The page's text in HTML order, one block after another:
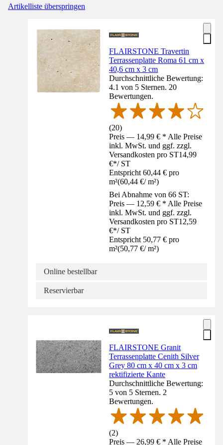
Artikelliste überspringen
FLAIRSTONE Travertin
Terrassenplatte Roma 61 cm x
40,6 cm x 3 cm
Durchschnittliche Bewertung:
4.1 von 5 Sternen. 20
Bewertungen.
(20)
Preis — 14,99 € * Alle Preise
inkl. MwSt. und ggf. zzgl.
Versandkosten pro ST14,99
€*/ ST
Entspricht 60,44 € pro
m²(60,44 €/ m²)
Bei Abnahme von 66 ST:
Preis — 12,59 € * Alle Preise
inkl. MwSt. und ggf. zzgl.
Versandkosten pro ST12,59
€*/ ST
Entspricht 50,77 € pro
m²(50,77 €/ m²)
Online bestellbar
Reservierbar
FLAIRSTONE Granit
Terrassenplatte Cenith Silver
Grey 80 cm x 40 cm x 3 cm
rektifizierte Kante
Durchschnittliche Bewertung:
5 von 5 Sternen. 2
Bewertungen.
(2)
Preis — 26,99 € * Alle Preise